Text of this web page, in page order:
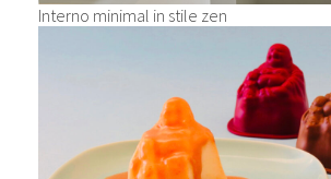
Interno minimal in stile zen